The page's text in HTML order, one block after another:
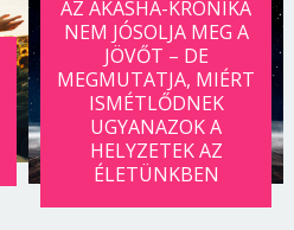
AZ AKASHA-KRÓNIKA
NEM JÓSOLJA MEG A
JÖVŐT – DE
MEGMUTATJA, MIÉRT
ISMÉTLŐDNEK
UGYANAZOK A
HELYZETEK AZ
ÉLETÜNKBEN